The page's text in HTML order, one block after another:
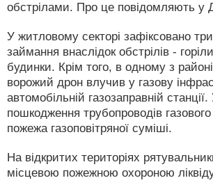
обстрілами. Про це повідомляють
У житловому секторі зафіксовано
займання внаслідок обстрілів -
будинки. Крім того, в одному з
ворожий дрон влучив у газову
автомобільній газозаправній станції.
пошкодження трубопроводів
пожежа газоповітряної суміші.
На відкритих територіях
місцевою пожежною охороною